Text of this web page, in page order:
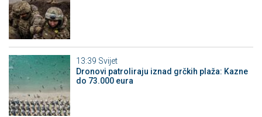
13:39 Svijet
Dronovi patroliraju iznad grčkih plaža: Kazne
do 73.000 eura